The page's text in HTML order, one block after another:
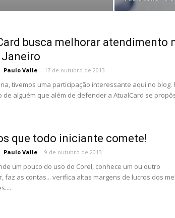
busca melhorar atendimento
Janeiro
Paulo Valle - 17 de outubro de 2013
tivemos uma participação interessante aqui no blog.
de alguém que além de defender a AtualCard se
que todo iniciante comete!
Paulo Valle - 9 de outubro de 2013
um pouco do uso do Corel, conhece um ou outro
faz as contas... verifica altas margens de lucros dos